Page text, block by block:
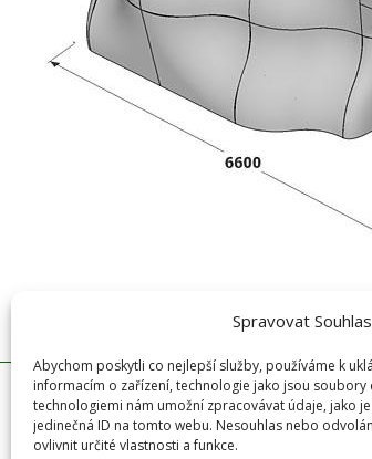
Spravovat Souhlas
Abychom poskytli co nejlepší služby, používáme k
informacím o zařízení, technologie jako jsou soubory
technologiemi nám umožní zpracovávat údaje, jako
jedinečná ID na tomto webu. Nesouhlas nebo
ovlivnit určité vlastnosti a funkce.